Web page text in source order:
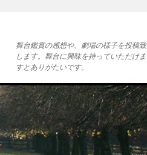
舞台鑑賞の感想や、劇場の様子を投稿致
します。舞台に興味を持っていただけま
すとありがたいです。